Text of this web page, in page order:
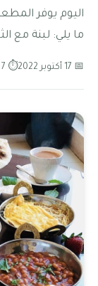
اليوم يوفر
ما يلي: لبنة مع الثوم
📅 17 أكتوبر 2022 ⏱ 7 دقائق قراءة